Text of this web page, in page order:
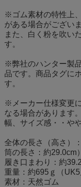
※ゴム素材の特性上
がある場合がございま
また、白く粉を吹い
す。
※弊社のハンター製
品です。商品タグに
す。
※メーカー仕様変更
なる場合があります。
幅、サイズ感・・や
全体の長さ（高さ）
筒の長さ：約29.0cm）
履き口まわり：約
重量：約695ｇ（UK5
素材：天然ゴム